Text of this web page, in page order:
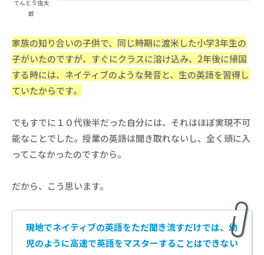
てんとう虫太
郎
家族の知り合いの子供で、同じ時期に渡米した小学3年生の
子がいたのですが、すぐにクラスに溶け込み、2年後に帰国
する時には、ネイティブのような発音と、生の英語を習得し
ていたからです。
でもすでに１０代後半だった自分には、それはほぼ実現不可
能なことでした。授業の英語は聞き取れないし、全く頭に入
ってこなかったのですから。
だから、こう思います。
現地でネイティブの英語をただ聞き流すだけでは、幼
児のように高速で英語をマスターすることはできない